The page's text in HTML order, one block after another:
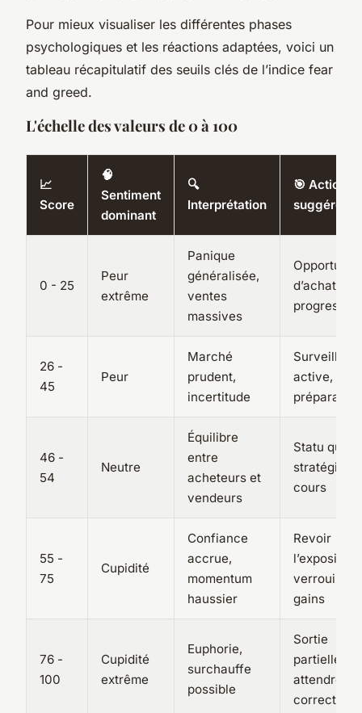
Pour mieux visualiser les différentes phases
psychologiques et les réactions adaptées, voici un
tableau récapitulatif des seuils clés de l’indice fear
and greed.
L'échelle des valeurs de 0 à 100
📈
Score
🧠
Sentiment
dominant
🔍
Interprétation
🎯 Action
suggérée
0 - 25
Peur
extrême
Panique
généralisée,
ventes
massives
Opportunité
d’achat
progressive
26 -
45
Peur
Marché
prudent,
incertitude
active,
préparation
46 -
54
Neutre
Équilibre
entre
acheteurs et
vendeurs
Statu quo,
stratégie en
cours
55 -
75
Cupidité
Confiance
accrue,
momentum
haussier
Revoir
l’exposition,
verrouiller
gains
76 -
100
Cupidité
extrême
Euphorie,
surchauffe
possible
Sortie
partielle,
attendre
correction